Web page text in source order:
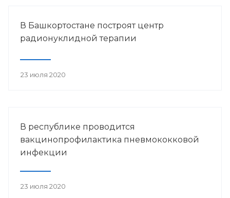
В Башкортостане построят центр
радионуклидной терапии
23 июля 2020
В республике проводится
вакцинопрофилактика пневмококковой
инфекции
23 июля 2020